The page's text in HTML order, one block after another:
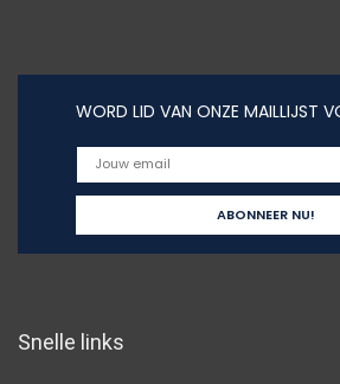
WORD LID VAN ONZE MAILLIJST
Snelle links